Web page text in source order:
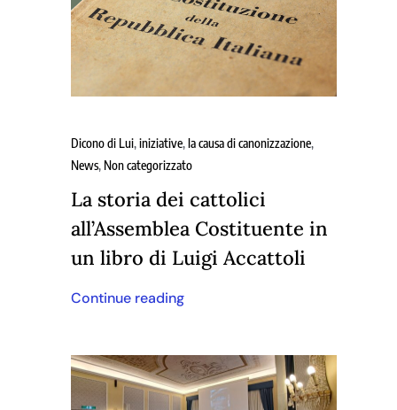
Dicono di Lui,iniziative,la causa di canonizzazione,
News, Non categorizzato
La storia dei cattolici
all’Assemblea Costituente in
un libro di Luigi Accattoli
Continue reading